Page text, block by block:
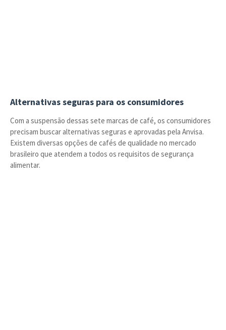
Alternativas seguras para os consumidores
Com a suspensão dessas sete marcas de café, os consumidores
precisam buscar alternativas seguras e aprovadas pela Anvisa.
Existem diversas opções de cafés de qualidade no mercado
brasileiro que atendem a todos os requisitos de segurança
alimentar.